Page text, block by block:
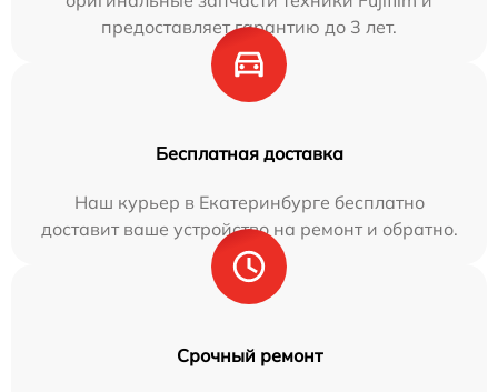
предоставляет гарантию до 3 лет.
Бесплатная доставка
Наш курьер в Екатеринбурге бесплатно
доставит ваше устройство на ремонт и обратно.
Срочный ремонт